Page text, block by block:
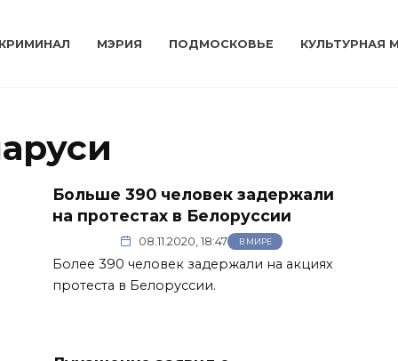
МЭРИЯ ПОДМОСКОВЬЕ КУЛЬТУРНАЯ
Больше 390 человек задержали
на протестах в Белоруссии
08.11.2020, 18:47 В МИРЕ
Более 390 человек задержали на акциях
протеста в Белоруссии.